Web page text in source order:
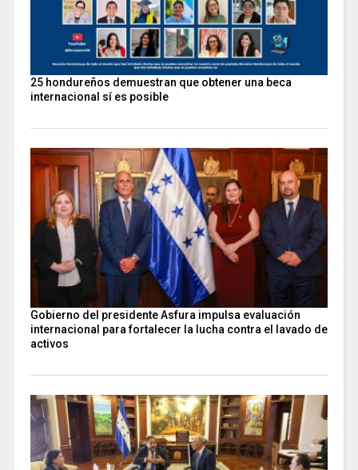
25 hondureños demuestran que obtener una beca
internacional sí es posible
Gobierno del presidente Asfura impulsa evaluación
internacional para fortalecer la lucha contra el lavado de
activos